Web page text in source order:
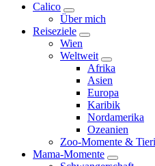
Calico
expand
child
menu
Über mich
Reiseziele
expand
child
menu
Wien
Weltweit
expand
child
menu
Afrika
Asien
Europa
Karibik
Nordamerika
Ozeanien
Zoo-Momente &
Mama-Momente
expand